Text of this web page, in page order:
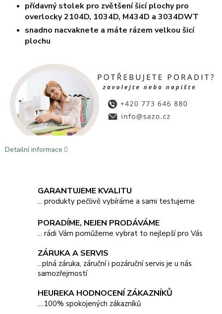
přídavný stolek pro zvětšení šicí plochy pro
overlocky 2104D, 1034D, M434D a 3034DWT
snadno nacvaknete a máte rázem velkou šicí
plochu
Detailní informace
GARANTUJEME KVALITU
... produkty pečlivě vybíráme a sami testujeme
PORADÍME, NEJEN PRODÁVÁME
... rádi Vám pomůžeme vybrat to nejlepší pro Vás
ZÁRUKA A SERVIS
...plná záruka, záruční i pozáruční servis je u nás
samozřejmostí
HEUREKA HODNOCENÍ ZÁKAZNÍKŮ
....100% spokojených zákazníků